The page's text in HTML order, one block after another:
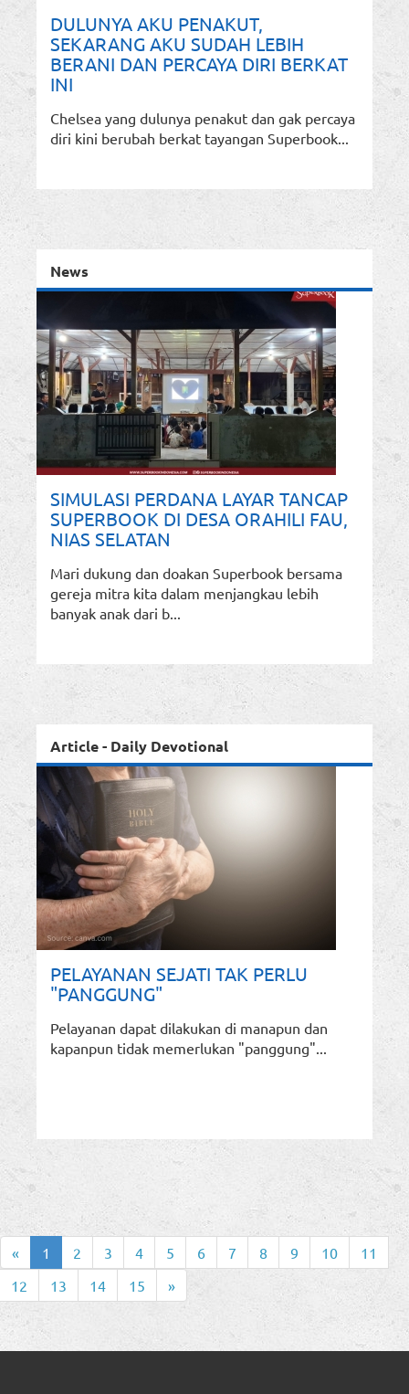
DULUNYA AKU PENAKUT,
SEKARANG AKU SUDAH LEBIH
BERANI DAN PERCAYA DIRI BERKAT
INI
Chelsea yang dulunya penakut dan gak percaya
diri kini berubah berkat tayangan Superbook...
News
SIMULASI PERDANA LAYAR TANCAP
SUPERBOOK DI DESA ORAHILI FAU,
NIAS SELATAN
Mari dukung dan doakan Superbook bersama
gereja mitra kita dalam menjangkau lebih
banyak anak dari b...
Article - Daily Devotional
PELAYANAN SEJATI TAK PERLU
"PANGGUNG"
Pelayanan dapat dilakukan di manapun dan
kapanpun tidak memerlukan "panggung"...
« 1 2 3 4 5 6 7 8 9 10
11
12
13 14 15 »